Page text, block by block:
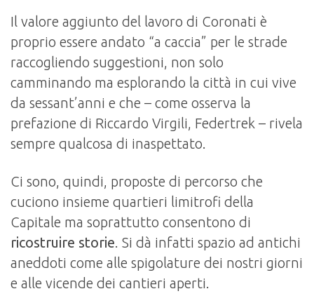
Il valore aggiunto del lavoro di Coronati è
proprio essere andato “a caccia” per le strade
raccogliendo suggestioni, non solo
camminando ma esplorando la città in cui vive
da sessant’anni e che – come osserva la
prefazione di Riccardo Virgili, Federtrek – rivela
sempre qualcosa di inaspettato.
Ci sono, quindi, proposte di percorso che
cuciono insieme quartieri limitrofi della
Capitale ma soprattutto consentono di
ricostruire storie. Si dà infatti spazio ad antichi
aneddoti come alle spigolature dei nostri giorni
e alle vicende dei cantieri aperti.